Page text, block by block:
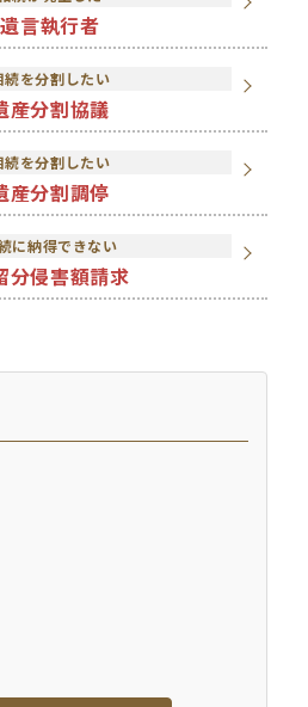
遺言執行者
続を分割したい
産分割協議
続を分割したい
産分割調停
に納得できない
分侵害額請求